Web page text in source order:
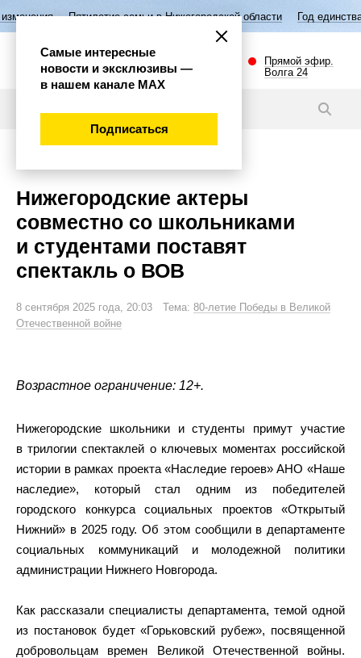
Пятилетие семьи в Нижегородской области Год единства народов
Прямой эфир.
Волга 24
Нижегородские актеры
совместно со школьниками
и студентами поставят
спектакль о ВОВ
8 сентября 2025 года, 20:03 Тема: 80-летие Победы в Великой
Отечественной войне
Возрастное ограничение: 12+.
Нижегородские школьники и студенты примут участие
в трилогии спектаклей о ключевых моментах российской
истории в рамках проекта «Наследие героев» АНО «Наше
наследие», который стал одним из победителей
городского конкурса социальных проектов «Открытый
Нижний» в 2025 году. Об этом сообщили в департаменте
социальных коммуникаций и молодежной политики
администрации Нижнего Новгорода.
Как рассказали специалисты департамента, темой одной
из постановок будет «Горьковский рубеж», посвященной
добровольцам времен Великой Отечественной войны.
Самые интересные
новости и эксклюзивы —
в нашем канале МАХ
Подписаться